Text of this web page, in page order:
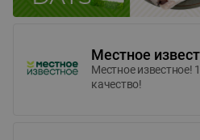
Местное
Местное известное!
качество!